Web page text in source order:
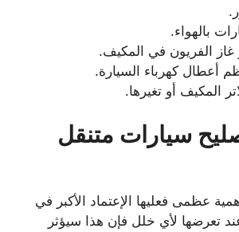
بالهواء.
الفريون في المكيف.
أعطال كهرباء السيارة.
المكيف أو تغيرها.
سيارات متنقل
عظمى فعليها الإعتماد الأكبر في
تعرضها لأي خلل فإن هذا سيؤثر